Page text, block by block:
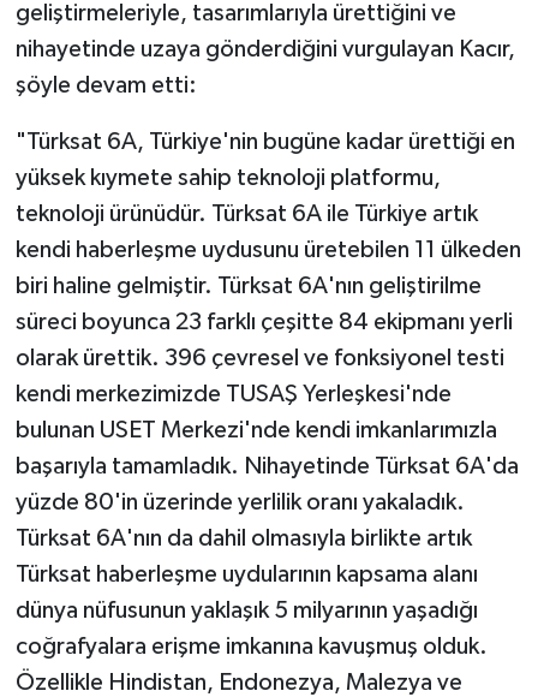
geliştirmeleriyle, tasarımlarıyla ürettiğini ve
nihayetinde uzaya gönderdiğini vurgulayan Kacır,
şöyle devam etti:
"Türksat 6A, Türkiye'nin bugüne kadar ürettiği en
yüksek kıymete sahip teknoloji platformu,
teknoloji ürünüdür. Türksat 6A ile Türkiye artık
kendi haberleşme uydusunu üretebilen 11 ülkeden
biri haline gelmiştir. Türksat 6A'nın geliştirilme
süreci boyunca 23 farklı çeşitte 84 ekipmanı yerli
olarak ürettik. 396 çevresel ve fonksiyonel testi
kendi merkezimizde TUSAŞ Yerleşkesi'nde
bulunan USET Merkezi'nde kendi imkanlarımızla
başarıyla tamamladık. Nihayetinde Türksat 6A'da
yüzde 80'in üzerinde yerlilik oranı yakaladık.
Türksat 6A'nın da dahil olmasıyla birlikte artık
Türksat haberleşme uydularının kapsama alanı
dünya nüfusunun yaklaşık 5 milyarının yaşadığı
coğrafyalara erişme imkanına kavuşmuş olduk.
Özellikle Hindistan, Endonezya, Malezya ve